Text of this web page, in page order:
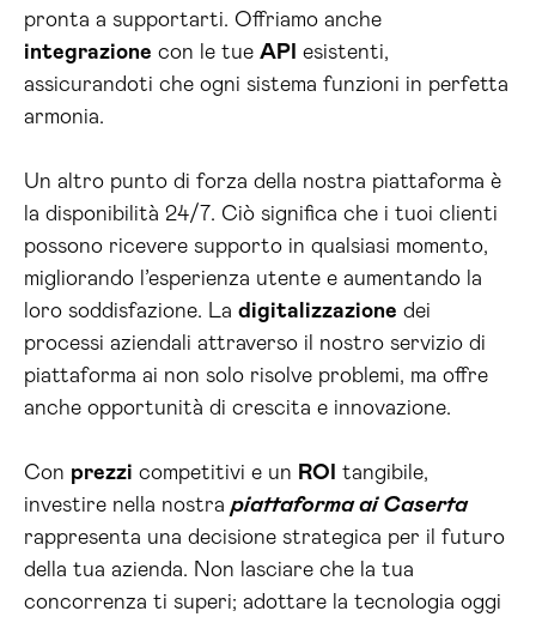
pronta a supportarti. Offriamo anche
integrazione con le tue API esistenti,
assicurandoti che ogni sistema funzioni in perfetta
armonia.
Un altro punto di forza della nostra piattaforma è
la disponibilità 24/7. Ciò significa che i tuoi clienti
possono ricevere supporto in qualsiasi momento,
migliorando l’esperienza utente e aumentando la
loro soddisfazione. La digitalizzazione dei
processi aziendali attraverso il nostro servizio di
piattaforma ai non solo risolve problemi, ma offre
anche opportunità di crescita e innovazione.
Con prezzi competitivi e un ROI
tangibile,
investire nella nostra piattaforma ai Caserta
rappresenta una decisione strategica per il futuro
della tua azienda. Non lasciare che la tua
concorrenza ti superi; adottare la tecnologia oggi